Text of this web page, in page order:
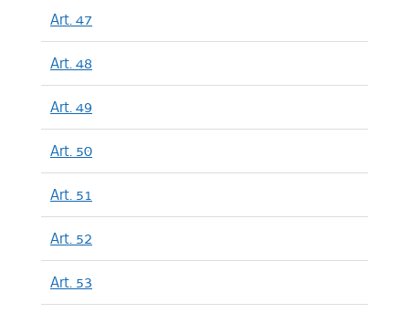
Art. 47
Art. 48
Art. 49
Art. 50
Art. 51
Art. 52
Art. 53